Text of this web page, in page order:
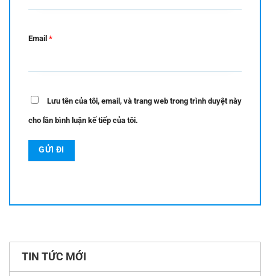
Email *
Lưu tên của tôi, email, và trang web trong trình duyệt này
cho lần bình luận kế tiếp của tôi.
TIN TỨC MỚI